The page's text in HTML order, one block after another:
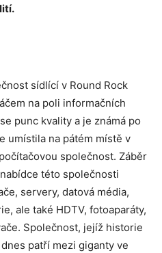
sídlící v Round Rock
na poli informačních
punc kvality a je známá po
umístila na pátém místě v
společnost. Záběr
této společnosti
servery, datová média,
ale také HDTV, fotoaparáty,
Společnost, jejíž historie
patří mezi giganty ve